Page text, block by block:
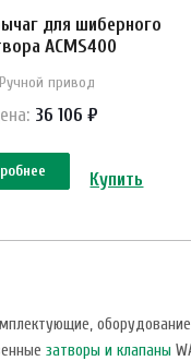
для шиберного
ACMS400
Ручной привод
36 106 ₽
Купить
затворы и клапаны